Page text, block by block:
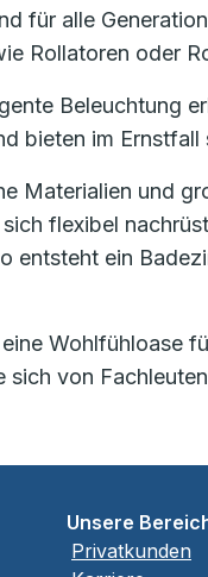
für alle
Rollatoren oder
Beleuchtung
bieten im Ernstfall
Materialien und
flexibel
entsteht ein
Wohlfühloase
von
Unsere
Privatkunden